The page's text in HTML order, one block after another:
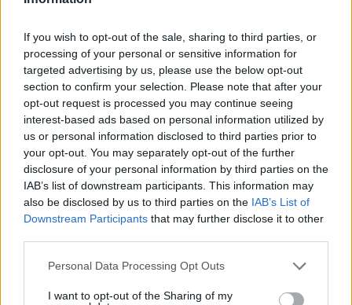
If you wish to opt-out of the sale, sharing to third parties, or
processing of your personal or sensitive information for
targeted advertising by us, please use the below opt-out
section to confirm your selection. Please note that after your
opt-out request is processed you may continue seeing
interest-based ads based on personal information utilized by
us or personal information disclosed to third parties prior to
your opt-out. You may separately opt-out of the further
disclosure of your personal information by third parties on the
IAB’s list of downstream participants. This information may
also be disclosed by us to third parties on the IAB’s List of
Downstream Participants that may further disclose it to other
Please note that this website/app uses one or more Google
not limited to your visit or usage behaviour. You may click to
Personal Data Processing Opt Outs
I want to opt-out of the Sharing of my
Δείτε βίντεο: